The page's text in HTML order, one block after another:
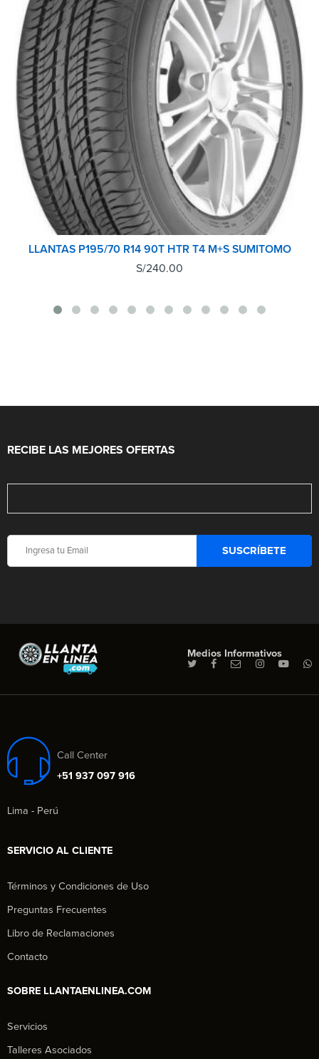
LLANTAS P195/70 R14 90T HTR T4 M+S SUMITOMO
S/240.00
RECIBE LAS MEJORES OFERTAS
Medios Informativos
Call Center
+51 937 097 916
Lima - Perú
SERVICIO AL CLIENTE
Términos y Condiciones de Uso
Preguntas Frecuentes
Libro de Reclamaciones
Contacto
SOBRE LLANTAENLINEA.COM
Servicios
Talleres Asociados